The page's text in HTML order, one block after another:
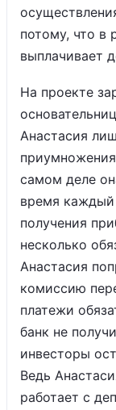
потому, что в
выплачивает
На проекте
Анастасия
самом деле
время каждый
получения
несколько
Анастасия
комиссию
платежи
банк не
инвесторы
Ведь
работает с